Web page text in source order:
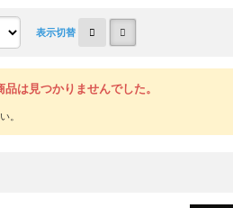
表示切替
は見つかりませんでした。